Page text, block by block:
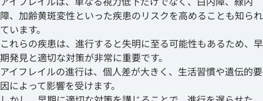
障、加齢黄斑変性といった疾患のリスクを高めることも知られ
ています。
これらの疾患は、進行すると失明に至る可能性もあるため、早
期発見と適切な対策が非常に重要です。
アイフレイルの進行は、個人差が大きく、生活習慣や遺伝的要
因によって影響を受けます。